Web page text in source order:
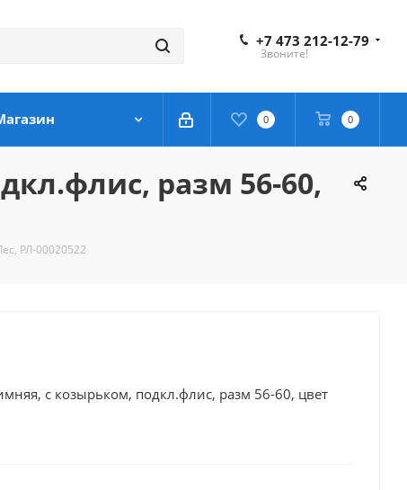
+7 473 212-12-79
Звоните!
0 0
разм 56-60,
РЛ-00020522
с козырьком, подкл.флис, разм 56-60, цвет